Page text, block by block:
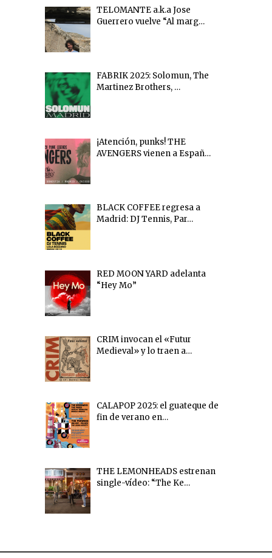
TELOMANTE a.k.a Jose
Guerrero vuelve “Al marg…
FABRIK 2025: Solomun, The
Martinez Brothers, …
¡Atención, punks! THE
AVENGERS vienen a Españ…
BLACK COFFEE regresa a
Madrid: DJ Tennis, Par…
RED MOON YARD adelanta
“Hey Mo”
CRIM invocan el «Futur
Medieval» y lo traen a…
CALAPOP 2025: el guateque de
fin de verano en…
THE LEMONHEADS estrenan
single-vídeo: “The Ke…